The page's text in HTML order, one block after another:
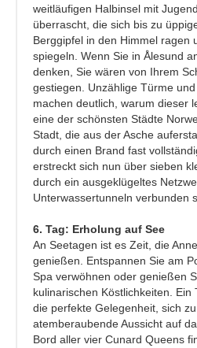
weitläufigen Halbinsel mit
überrascht, die sich bis zu
Berggipfel in den Himmel ragen
spiegeln. Wenn Sie in Ålesund
denken, Sie wären von Ihrem
gestiegen. Unzählige Türme
machen deutlich, warum dieser
eine der schönsten Städte
Stadt, die aus der Asche
durch einen Brand fast
erstreckt sich nun über sieben
durch ein ausgeklügeltes
Unterwassertunneln verbunden
6. Tag: Erholung auf See
An Seetagen ist es Zeit, die
genießen. Entspannen Sie am
Spa verwöhnen oder genießen
kulinarischen Köstlichkeiten. Ein
die perfekte Gelegenheit, sich
atemberaubende Aussicht auf
Bord aller vier Cunard Queens